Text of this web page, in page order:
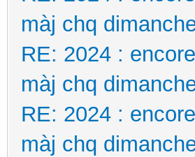
màj chq
RE: 2024 :
màj chq
RE: 2024 :
màj chq